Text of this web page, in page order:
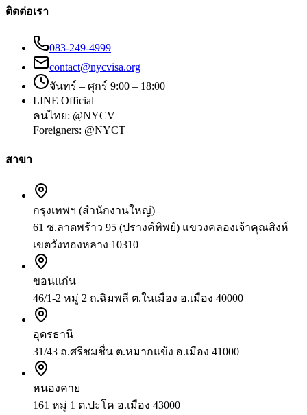
ติดต่อเรา
083-249-4999
contact@nycvisa.org
จันทร์ – ศุกร์ 9:00 – 18:00
LINE Official
คนไทย: @NYCV
Foreigners: @NYCT
สาขา
กรุงเทพฯ (สำนักงานใหญ่)
61 ซ.ลาดพร้าว 95 (ปรางค์ทิพย์) แขวงคลองเจ้าคุณสิงห์
เขตวังทองหลาง 10310
ขอนแก่น
46/1-2 หมู่ 2 ถ.ฉิมพลี ต.ในเมือง อ.เมือง 40000
อุดรธานี
31/43 ถ.ศรีชมชื่น ต.หมากแข้ง อ.เมือง 41000
หนองคาย
161 หมู่ 1 ต.ปะโค อ.เมือง 43000